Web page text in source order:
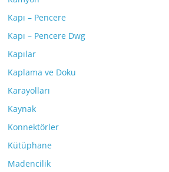
Kapı – Pencere
Kapı – Pencere Dwg
Kapılar
Kaplama ve Doku
Karayolları
Kaynak
Konnektörler
Kütüphane
Madencilik